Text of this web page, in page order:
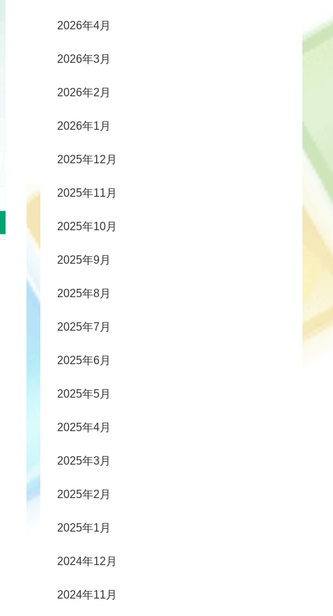
2026年4月
2026年3月
2026年2月
2026年1月
2025年12月
2025年11月
2025年10月
2025年9月
2025年8月
2025年7月
2025年6月
2025年5月
2025年4月
2025年3月
2025年2月
2025年1月
2024年12月
2024年11月